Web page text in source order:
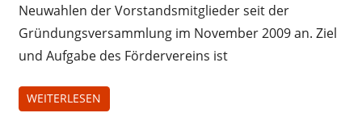
Neuwahlen der Vorstandsmitglieder seit der
Gründungsversammlung im November 2009 an. Ziel
und Aufgabe des Fördervereins ist
WEITERLESEN